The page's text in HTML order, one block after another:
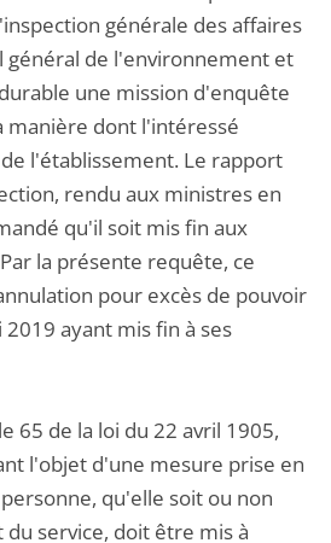
générale des affaires
général de l'environnement et
une mission d'enquête
manière dont l'intéressé
l'établissement. Le rapport
rendu aux ministres en
qu'il soit mis fin aux
la présente requête, ce
pour excès de pouvoir
ayant mis fin à ses
65 de la loi du 22 avril 1905,
l'objet d'une mesure prise en
qu'elle soit ou non
service, doit être mis à